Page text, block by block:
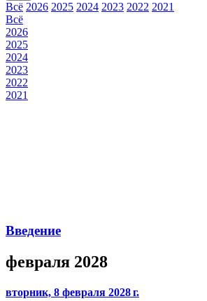
Всё 2026 2025 2024 2023 2022 2021
Всё
2026
2025
2024
2023
2022
2021
Введение
февраля 2028
вторник, 8 февраля 2028 г.